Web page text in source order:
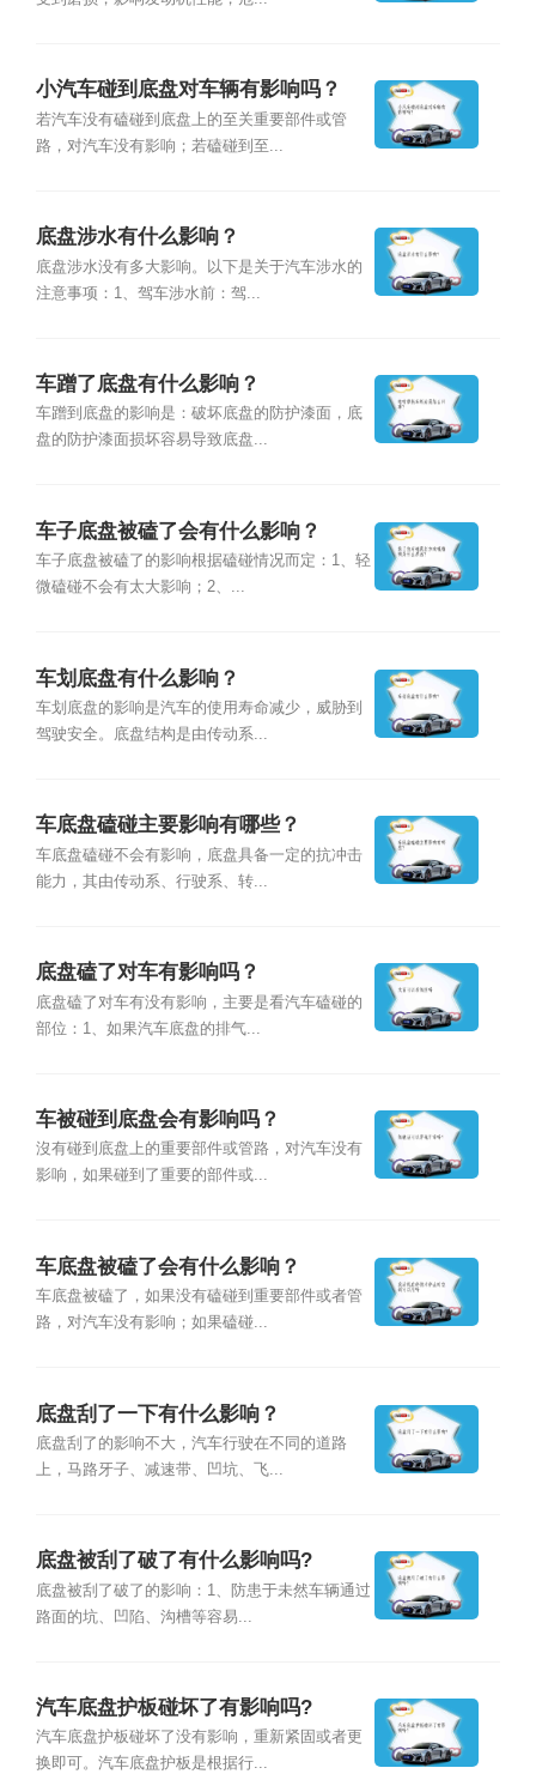
小汽车碰到底盘对车辆有影响吗？
若汽车没有磕碰到底盘上的至关重要部件或管
路，对汽车没有影响；若磕碰到至...
底盘涉水有什么影响？
底盘涉水没有多大影响。以下是关于汽车涉水的
注意事项：1、驾车涉水前：驾...
车蹭了底盘有什么影响？
车蹭到底盘的影响是：破坏底盘的防护漆面，底
盘的防护漆面损坏容易导致底盘...
车子底盘被磕了会有什么影响？
车子底盘被磕了的影响根据磕碰情况而定：1、轻
微磕碰不会有太大影响；2、...
车划底盘有什么影响？
车划底盘的影响是汽车的使用寿命减少，威胁到
驾驶安全。底盘结构是由传动系...
车底盘磕碰主要影响有哪些？
车底盘磕碰不会有影响，底盘具备一定的抗冲击
能力，其由传动系、行驶系、转...
底盘磕了对车有影响吗？
底盘磕了对车有没有影响，主要是看汽车磕碰的
部位：1、如果汽车底盘的排气...
车被碰到底盘会有影响吗？
沒有碰到底盘上的重要部件或管路，对汽车没有
影响，如果碰到了重要的部件或...
车底盘被磕了会有什么影响？
车底盘被磕了，如果没有磕碰到重要部件或者管
路，对汽车没有影响；如果磕碰...
底盘刮了一下有什么影响？
底盘刮了的影响不大，汽车行驶在不同的道路
上，马路牙子、减速带、凹坑、飞...
底盘被刮了破了有什么影响吗?
底盘被刮了破了的影响：1、防患于未然车辆通过
路面的坑、凹陷、沟槽等容易...
汽车底盘护板碰坏了有影响吗?
汽车底盘护板碰坏了没有影响，重新紧固或者更
换即可。汽车底盘护板是根据行...